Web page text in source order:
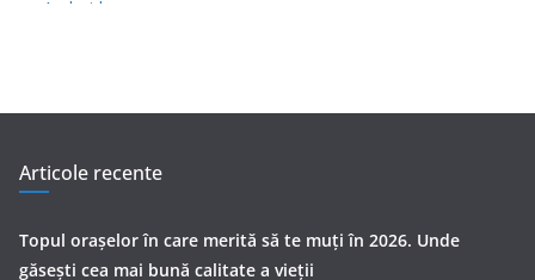
Articole recente
Topul orașelor în care merită să te muți în 2026. Unde
găsești cea mai bună calitate a vieții